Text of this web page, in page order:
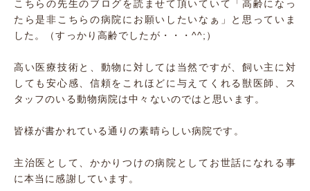
こちらの先生のブログを読ませて頂いていて「高齢になっ
たら是非こちらの病院にお願いしたいなぁ」と思っていま
した。（すっかり高齢でしたが・・・^^;）
高い医療技術と、動物に対しては当然ですが、飼い主に対
しても安心感、信頼をこれほどに与えてくれる獣医師、ス
タッフのいる動物病院は中々ないのではと思います。
皆様が書かれている通りの素晴らしい病院です。
主治医として、かかりつけの病院としてお世話になれる事
に本当に感謝しています。